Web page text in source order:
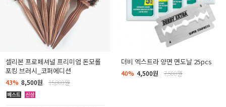
셀리본 프로페셔널 프리미엄 돈모롤
포킹 브러시_코퍼에디션
43% 8,500원 15,000원
더비 엑스트라 양면 면도날 25pcs
40% 4,500원 7,500원